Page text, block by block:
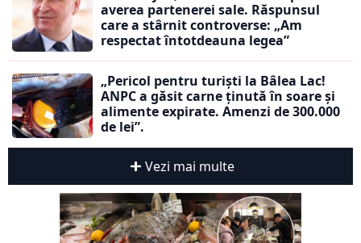
averea partenerei sale. Răspunsul
care a stârnit controverse: „Am
respectat întotdeauna legea”
„Pericol pentru turiști la Bâlea Lac!
ANPC a găsit carne ținută în soare și
alimente expirate. Amenzi de 300.000
de lei”.
Vezi mai multe